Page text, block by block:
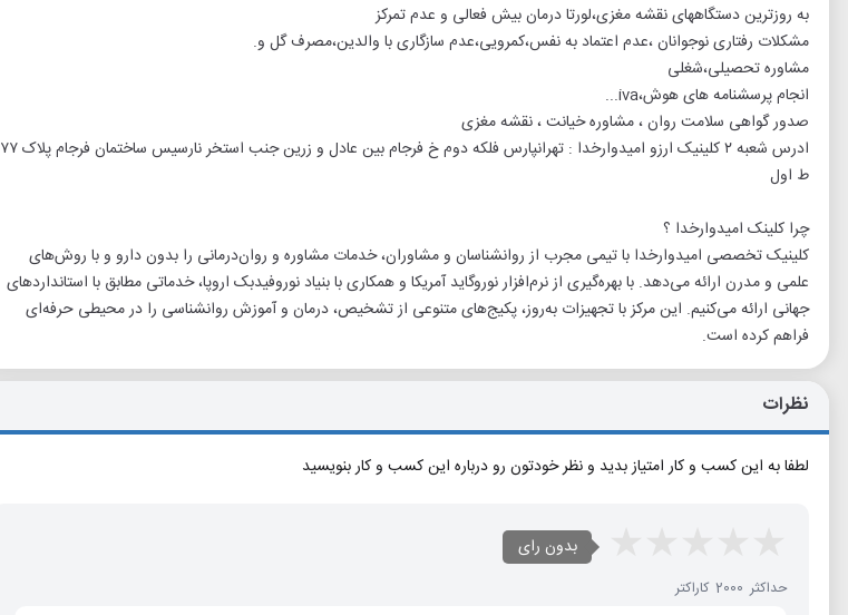
به روزترین دستگاههای نقشه مغزی،لورتا درمان بیش فعالی و عدم تمرکز
مشکلات رفتاری نوجوانان ،عدم اعتماد به نفس،کمرویی،عدم سازگاری با والدین،مصرف گل و.
مشاوره تحصیلی،شغلی
انجام پرسشنامه های هوش،iva...
صدور گواهی سلامت روان ، مشاوره خیانت ، نقشه مغزی
ادرس شعبه ۲ کلینیک ارزو امیدوارخدا : تهرانپارس فلکه دوم خ فرجام بین عادل و زرین جنب استخر نارسیس ساختمان فرجام پلاک ۷۷
ط اول
چرا کلینک امیدوارخدا ؟
کلینیک تخصصی امیدوارخدا با تیمی مجرب از روانشناسان و مشاوران، خدمات مشاوره و روان‌درمانی را بدون دارو و با روش‌های
علمی و مدرن ارائه می‌دهد. با بهره‌گیری از نرم‌افزار نوروگاید آمریکا و همکاری با بنیاد نوروفیدبک اروپا، خدماتی مطابق با استانداردهای
جهانی ارائه می‌کنیم. این مرکز با تجهیزات به‌روز، پکیج‌های متنوعی از تشخیص، درمان و آموزش روانشناسی را در محیطی حرفه‌ای
فراهم کرده است.
نظرات
لطفا به این کسب و کار امتیاز بدید و نظر خودتون رو درباره این کسب و کار بنویسید
بدون رای
حداکثر 2000 کاراکتر